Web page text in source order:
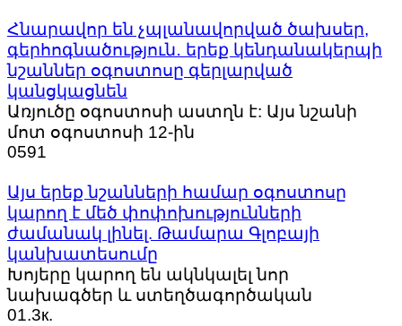
Հնարավոր են չպլանավորված ծախսեր,
գերհոգնածություն․ երեք կենդանակերպի
նշաններ օգոստոսը գերլարված
կանցկացնեն
Առյուծը օգոստոսի աստղն է: Այս նշանի
մոտ օգոստոսի 12-ին
0591
Այս երեք նշանների համար օգոստոսը
կարող է մեծ փոփոխությունների
ժամանակ լինել. Թամարա Գլոբայի
կանխատեսումը
Խոյերը կարող են ակնկալել նոր
նախագծեր և ստեղծագործական
01.3к.